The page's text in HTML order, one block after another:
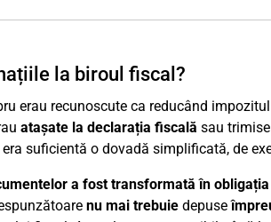
la biroul fiscal?
erau recunoscute ca reducând
atașate la declarația fiscală sau
suficientă o dovadă simplificată, de
a fost transformată în
nu mai trebuiedepuse